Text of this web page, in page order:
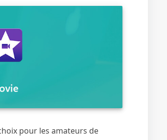
pour les amateurs de